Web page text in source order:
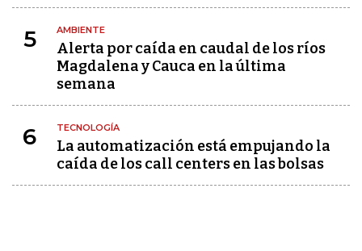
5 AMBIENTE
Alerta por caída en caudal de los ríos
Magdalena y Cauca en la última
semana
6 TECNOLOGÍA
La automatización está empujando la
caída de los call centers en las bolsas